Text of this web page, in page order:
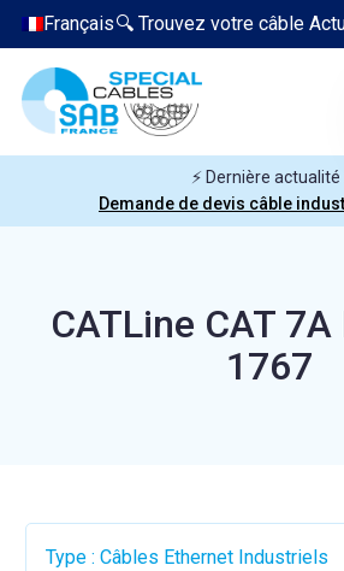
🔍 Trouvez votre câble
Français
⚡ Dernière actualité
CATLine CAT
1767
Type : Câbles Ethernet Industriels